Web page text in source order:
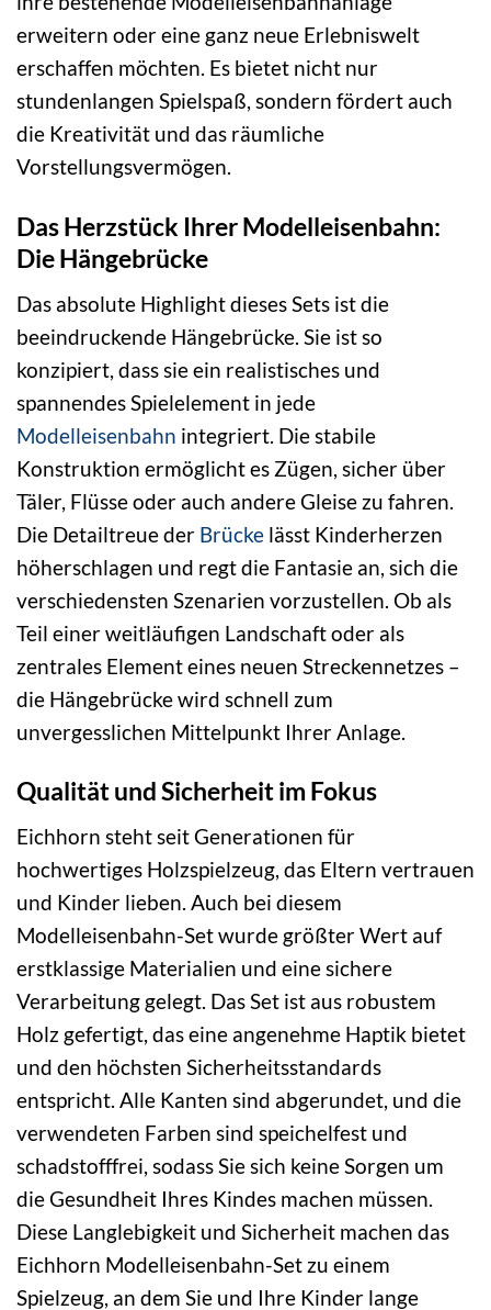
erweitern oder eine ganz neue Erlebniswelt
erschaffen möchten. Es bietet nicht nur
stundenlangen Spielspaß, sondern fördert auch
die Kreativität und das räumliche
Vorstellungsvermögen.
Das Herzstück Ihrer Modelleisenbahn:
Die Hängebrücke
Das absolute Highlight dieses Sets ist die
beeindruckende Hängebrücke. Sie ist so
konzipiert, dass sie ein realistisches und
spannendes Spielelement in jede
Modelleisenbahn integriert. Die stabile
Konstruktion ermöglicht es Zügen, sicher über
Täler, Flüsse oder auch andere Gleise zu fahren.
Die Detailtreue der Brücke lässt Kinderherzen
höherschlagen und regt die Fantasie an, sich die
verschiedensten Szenarien vorzustellen. Ob als
Teil einer weitläufigen Landschaft oder als
zentrales Element eines neuen Streckennetzes –
die Hängebrücke wird schnell zum
unvergesslichen Mittelpunkt Ihrer Anlage.
Qualität und Sicherheit im Fokus
Eichhorn steht seit Generationen für
hochwertiges Holzspielzeug, das Eltern vertrauen
und Kinder lieben. Auch bei diesem
Modelleisenbahn-Set wurde größter Wert auf
erstklassige Materialien und eine sichere
Verarbeitung gelegt. Das Set ist aus robustem
Holz gefertigt, das eine angenehme Haptik bietet
und den höchsten Sicherheitsstandards
entspricht. Alle Kanten sind abgerundet, und die
verwendeten Farben sind speichelfest und
schadstofffrei, sodass Sie sich keine Sorgen um
die Gesundheit Ihres Kindes machen müssen.
Diese Langlebigkeit und Sicherheit machen das
Eichhorn Modelleisenbahn-Set zu einem
Spielzeug, an dem Sie und Ihre Kinder lange